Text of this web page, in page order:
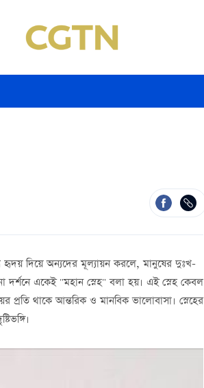
দিয়ে অন্যদের মূল্যায়ন করলে, মানুষের দুঃখ-
একেই "মহান স্নেহ" বলা হয়। এই স্নেহ কেবল
প্রতি থাকে আন্তরিক ও মানবিক ভালোবাসা। স্নেহের